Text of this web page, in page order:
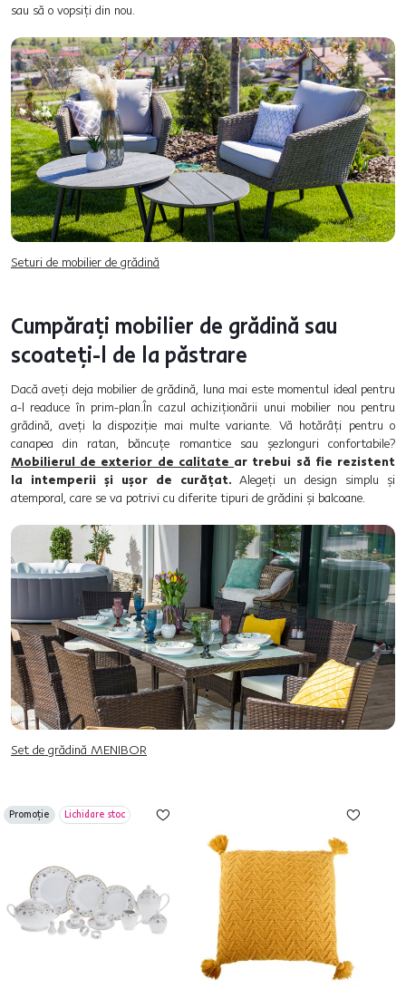
sau să o vopsiți din nou.
Seturi de mobilier de grădină
Cumpărați mobilier de grădină sau
scoateți-l de la păstrare
Dacă aveți deja mobilier de grădină, luna mai este momentul ideal pentru
a-l readuce în prim-plan.În cazul achiziționării unui mobilier nou pentru
grădină, aveți la dispoziție mai multe variante. Vă hotărâți pentru o
canapea din ratan, băncuțe romantice sau șezlonguri confortabile?
Mobilierul de exterior de calitate ar trebui să fie rezistent
la intemperii și ușor de curățat. Alegeți un design simplu și
atemporal, care se va potrivi cu diferite tipuri de grădini și balcoane.
Set de grădină MENIBOR
Promoție Lichidare stoc